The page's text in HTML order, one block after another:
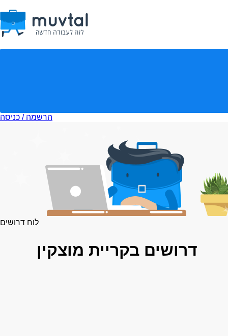
הרשמה / כניסה
לוח דרושים
דרושים בקריית מוצקין